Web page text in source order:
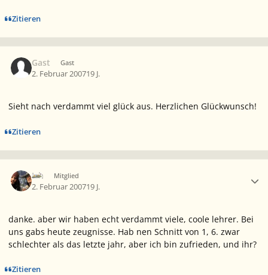
Zitieren
Gast Gast
2. Februar 200719 J.
Sieht nach verdammt viel glück aus. Herzlichen Glückwunsch!
Zitieren
Ich Mitglied
2. Februar 200719 J.
danke. aber wir haben echt verdammt viele, coole lehrer. Bei
uns gabs heute zeugnisse. Hab nen Schnitt von 1, 6. zwar
schlechter als das letzte jahr, aber ich bin zufrieden, und ihr?
Zitieren